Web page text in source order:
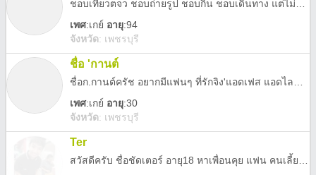
เพศ:เกย์ อายุ:94
จังหวัด: เพชรบุรี
ชื่อ 'กานต์
เพศ:เกย์ อายุ:30
จังหวัด: เพชรบุรี
Ter